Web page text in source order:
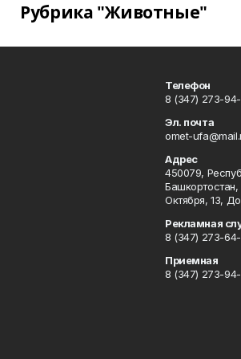
Рубрика "Животные"
Телефон
8 (347) 273-
Эл. почта
omet-
Адрес
450079,
Башкортостан,
Октября, 13,
Рекламная
8 (347) 273-64-
Приемная
8 (347) 273-